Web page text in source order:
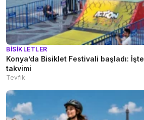
BISIKLETLER
Konya’da Bisiklet Festivali başladı:
takvimi
Tevfik